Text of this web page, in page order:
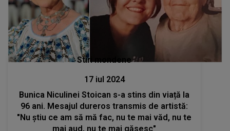
Stiri mondene
17 iul 2024
Bunica Niculinei Stoican s-a stins din viață la
96 ani. Mesajul dureros transmis de artistă:
"Nu știu ce am să mă fac, nu te mai văd, nu te
mai aud, nu te mai găsesc"